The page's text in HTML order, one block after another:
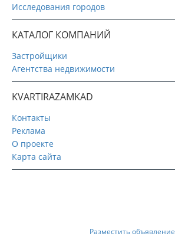
Исследования городов
КАТАЛОГ КОМПАНИЙ
Застройщики
Агентства недвижимости
KVARTIRAZAMKAD
Контакты
Реклама
О проекте
Карта сайта
Разместить объявление